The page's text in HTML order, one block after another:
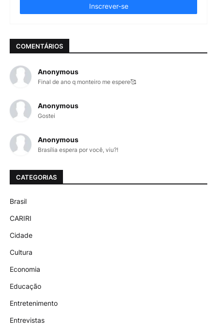
COMENTÁRIOS
Anonymous
Final de ano q monteiro me espere🥰
Anonymous
Gostei
Anonymous
Brasília espera por você, viu?!
CATEGORIAS
Brasil
CARIRI
Cidade
Cultura
Economia
Educação
Entretenimento
Entrevistas